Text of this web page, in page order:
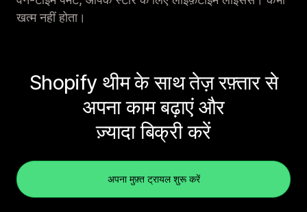
खत्म नहीं होता।
Shopify थीम के साथ तेज़ रफ़्तार से
अपना काम बढ़ाएं और
ज़्यादा बिक्री करें
अपना मुफ़्त ट्रायल शुरू करें